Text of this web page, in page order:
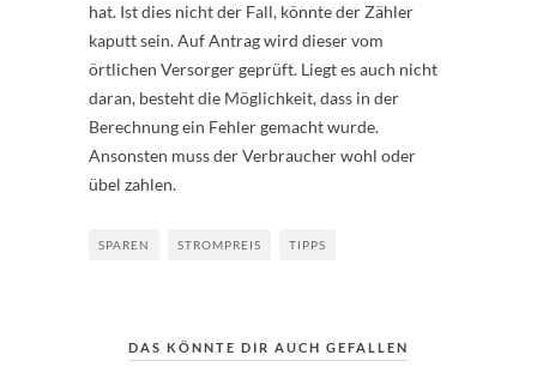
hat. Ist dies nicht der Fall, könnte der Zähler
kaputt sein. Auf Antrag wird dieser vom
örtlichen Versorger geprüft. Liegt es auch nicht
daran, besteht die Möglichkeit, dass in der
Berechnung ein Fehler gemacht wurde.
Ansonsten muss der Verbraucher wohl oder
übel zahlen.
SPAREN STROMPREIS TIPPS
DAS KÖNNTE DIR AUCH GEFALLEN